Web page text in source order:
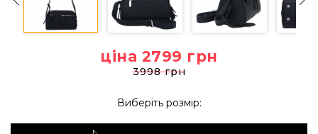
ціна 2799 грн
3998 грн
Виберіть розмір: